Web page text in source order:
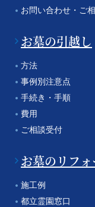
お問い合わせ・ご
お墓の引越し
方法
事例別注意点
手続き・手順
費用
ご相談受付
お墓のリフォ
施工例
都立霊園窓口